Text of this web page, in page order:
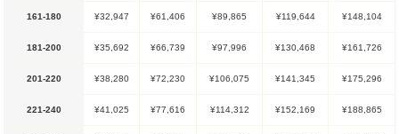
161-180 ¥32,947 ¥61,406 ¥89,865 ¥119,644 ¥148,104
181-200 ¥35,692 ¥66,739 ¥97,996 ¥130,468 ¥161,726
201-220 ¥38,280 ¥72,230 ¥106,075 ¥141,345 ¥175,296
221-240 ¥41,025 ¥77,616 ¥114,312 ¥152,169 ¥188,865